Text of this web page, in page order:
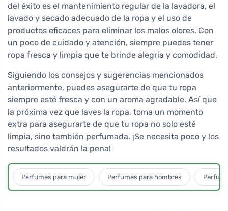
del éxito es el mantenimiento regular de la lavadora, el
lavado y secado adecuado de la ropa y el uso de
productos eficaces para eliminar los malos olores. Con
un poco de cuidado y atención, siempre puedes tener
ropa fresca y limpia que te brinde alegría y comodidad.
Siguiendo los consejos y sugerencias mencionados
anteriormente, puedes asegurarte de que tu ropa
siempre esté fresca y con un aroma agradable. Así que
la próxima vez que laves la ropa, toma un momento
extra para asegurarte de que tu ropa no solo esté
limpia, sino también perfumada. ¡Se necesita poco y los
resultados valdrán la pena!
Perfumes para mujer Perfumes para hombres